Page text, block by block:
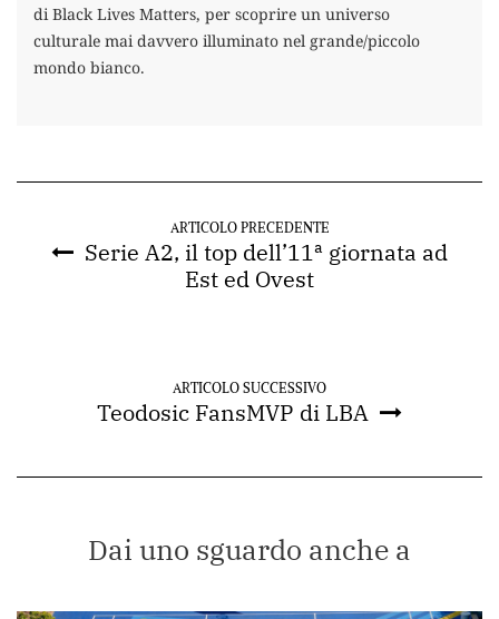
di Black Lives Matters, per scoprire un universo
culturale mai davvero illuminato nel grande/piccolo
mondo bianco.
ARTICOLO PRECEDENTE
Serie A2, il top dell’11ª giornata ad
Est ed Ovest
ARTICOLO SUCCESSIVO
Teodosic FansMVP di LBA
Dai uno sguardo anche a